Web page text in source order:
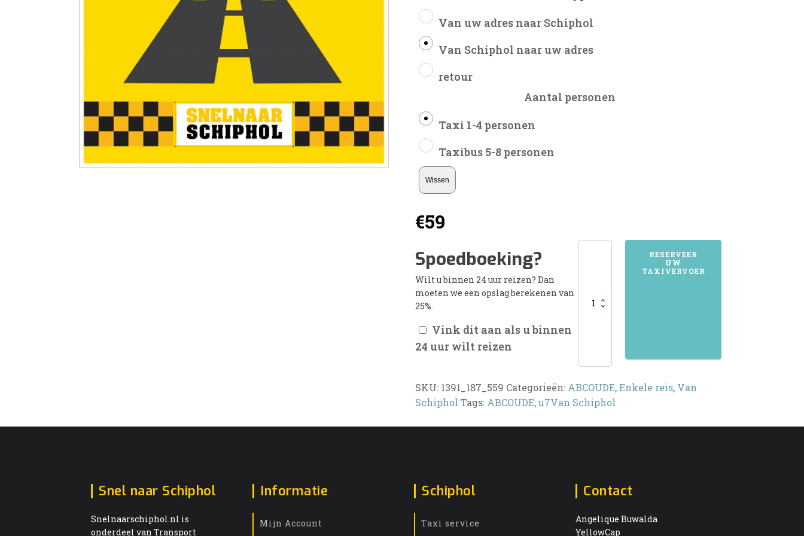
Van uw adres naar Schiphol
Van Schiphol naar uw adres
retour
Aantal personen
Taxi 1-4 personen
Taxibus 5-8 personen
Wissen
€59
Spoedboeking?
Wilt u binnen 24 uur reizen? Dan
moeten we een opslag berekenen van
25%.
Vink dit aan als u binnen
24 uur wilt reizen
1391ABCOUDERESERVEER
UW
TAXIVERVOER
SKU: 1391_187_559 Categorieën: ABCOUDE,Enkele reis, Van
Schiphol Tags: ABCOUDE,u7Van Schiphol
Snel naar Schiphol
Snelnaarschiphol.nl is
onderdeel van Transport
Informatie
Mijn Account
Schiphol
Taxi service
Contact
Angelique Buwalda
YellowCap